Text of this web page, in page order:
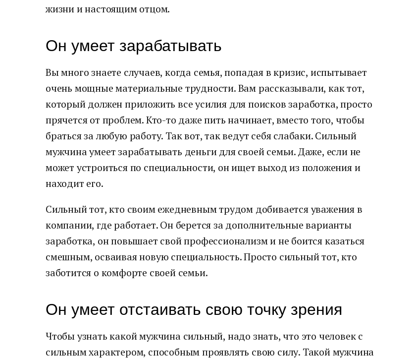
жизни и настоящим отцом.
Он умеет зарабатывать
Вы много знаете случаев, когда семья, попадая в кризис, испытывает
очень мощные материальные трудности. Вам рассказывали, как тот,
который должен приложить все усилия для поисков заработка, просто
прячется от проблем. Кто-то даже пить начинает, вместо того, чтобы
браться за любую работу. Так вот, так ведут себя слабаки. Сильный
мужчина умеет зарабатывать деньги для своей семьи. Даже, если не
может устроиться по специальности, он ищет выход из положения и
находит его.
Сильный тот, кто своим ежедневным трудом добивается уважения в
компании, где работает. Он берется за дополнительные варианты
заработка, он повышает свой профессионализм и не боится казаться
смешным, осваивая новую специальность. Просто сильный тот, кто
заботится о комфорте своей семьи.
Он умеет отстаивать свою точку зрения
Чтобы узнать какой мужчина сильный, надо знать, что это человек с
сильным характером, способным проявлять свою силу. Такой мужчина